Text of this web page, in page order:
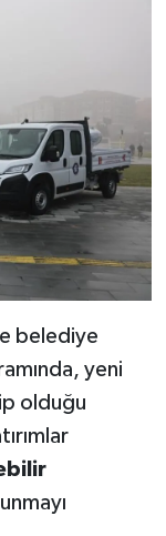
belediye
yeni
olduğu